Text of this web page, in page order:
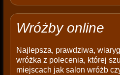
Wróżby online
Najlepsza, prawdziwa,
wróżka z polecenia, której
miejscach jak salon wróżb